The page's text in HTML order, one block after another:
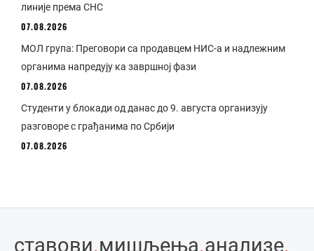
линије према СНС
07.08.2026
МОЛ група: Преговори са продавцем НИС-а и надлежним
органима напредују ка завршној фази
07.08.2026
Студенти у блокади од данас до 9. августа организују
разговоре с грађанима по Србији
07.08.2026
ставови.мишљења.анализе.